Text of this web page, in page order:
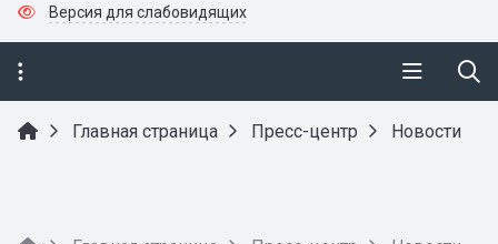
Версия для слабовидящих
Главная страница Пресс-центр Новости